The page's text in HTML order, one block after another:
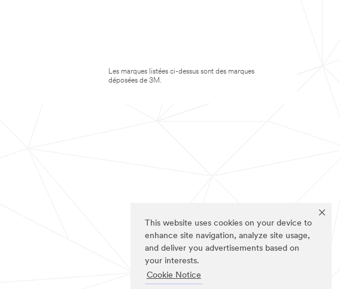
This website uses cookies on your device to
enhance site navigation, analyze site usage,
and deliver you advertisements based on
your interests.
Cookie Notice
Les marques listées ci-dessus sont des marques
déposées de 3M.